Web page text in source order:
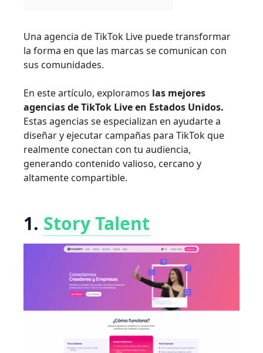
Una agencia de TikTok Live puede transformar
la forma en que las marcas se comunican con
sus comunidades.
En este artículo, exploramos las mejores
agencias deTikTok Live en Estados Unidos.
Estas agencias se especializan en ayudarte a
diseñar y ejecutar campañas para TikTok que
realmente conectan con tu audiencia,
generando contenido valioso, cercano y
altamente compartible.
1. Story Talent